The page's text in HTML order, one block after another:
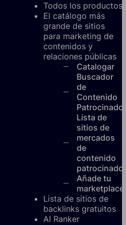
Todos los productos
El catálogo más
grande de sitios
para marketing de
contenidos y
relaciones públicas
Catalogar
Buscador
de
Contenido
Patrocinado
Lista de
sitios de
mercados
de
contenido
patrocinado
Añade tu
marketplace
Lista de sitios de
backlinks gratuitos
AI Ranker